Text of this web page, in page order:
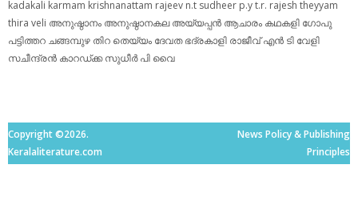
kadakali karmam krishnanattam rajeev n.t sudheer p.yt.r. rajesh theyyam
thira veli അനുഷ്ഠാനം അനുഷ്ഠാനകല അയ്യപ്പന്‍ ആചാരം കഥകളി ഗോപു
പട്ടിത്തറ ചങ്ങമ്പുഴ തിറ തെയ്യം ദേവത ഭദ്രകാളി രാജീവ് എൻ ടി വേളി
സചീന്ദ്രന്‍ കാറഡ്ക്ക സുധീര്‍ പി വൈ
Copyright ©2026.
Keralaliterature.com
News Policy & Publishing
Principles